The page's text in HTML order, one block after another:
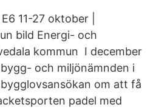
11-27 oktober |
bild Energi- och
kommun I december
och miljönämnden i
om att få
padel med